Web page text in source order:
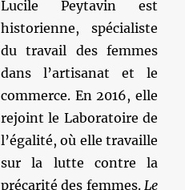
Lucile Peytavin est
historienne, spécialiste
du travail des femmes
dans l’artisanat et le
commerce. En 2016, elle
rejoint le Laboratoire de
l’égalité, où elle travaille
sur la lutte contre la
précarité des femmes. Le